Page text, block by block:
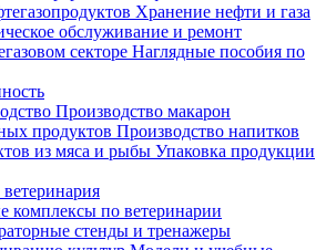
Хранение нефти и газа
обслуживание и ремонт
секторе Наглядные пособия по
Производство макарон
продуктов Производство напитков
из мяса и рыбы Упаковка продукции
ветеринария
комплексы по ветеринарии
стенды и тренажеры